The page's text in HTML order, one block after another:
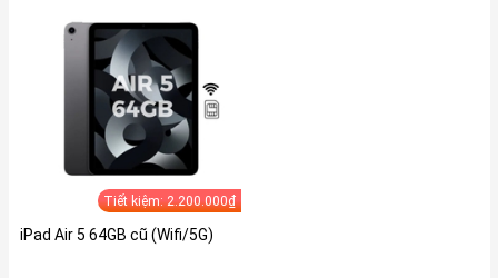
Tiết kiệm: 2.200.000₫
iPad Air 5 64GB cũ (Wifi/5G)